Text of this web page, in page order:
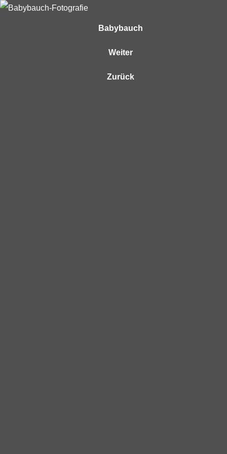
Babybauch
Weiter
Zurück